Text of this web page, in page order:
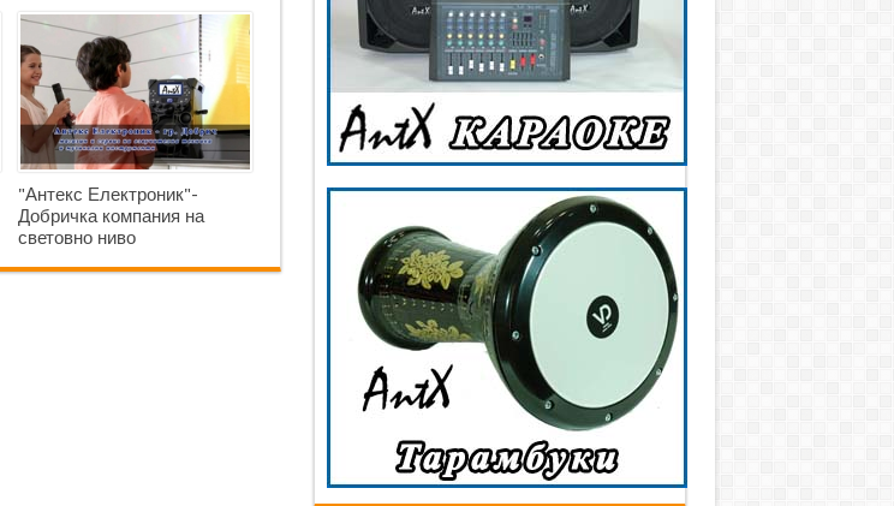
"Антекс Електроник"-
Добричка компания на
световно ниво